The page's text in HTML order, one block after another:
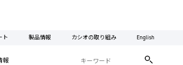
ト 製品情報 カシオの取り組み English
報